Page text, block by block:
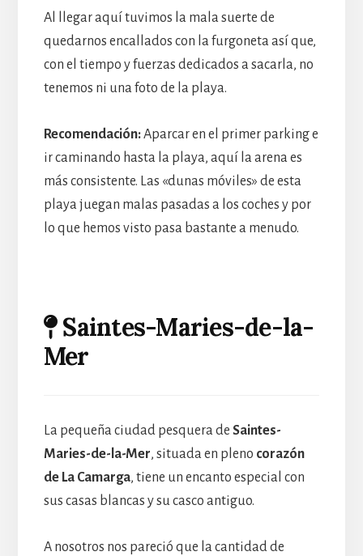
Al llegar aquí tuvimos la mala suerte de
quedarnos encallados con la furgoneta así que,
con el tiempo y fuerzas dedicados a sacarla, no
tenemos ni una foto de la playa.
Recomendación:Aparcar en el primer parking e
ir caminando hasta la playa, aquí la arena es
más consistente. Las «dunas móviles» de esta
playa juegan malas pasadas a los coches y por
lo que hemos visto pasa bastante a menudo.
Saintes-Maries-de-la-
Mer
La pequeña ciudad pesquera de Saintes-
Maries-de-la-Mer, situada en pleno corazón
de La Camarga, tiene un encanto especial con
sus casas blancas y su casco antiguo.
A nosotros nos pareció que la cantidad de